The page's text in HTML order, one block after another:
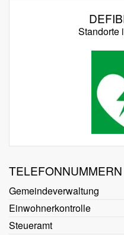
Standorte
TELEFONNUMMERN
Gemeindeverwaltung
Einwohnerkontrolle
Steueramt